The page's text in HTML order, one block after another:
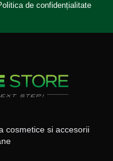
de confidențialitate
cosmetice si accesorii